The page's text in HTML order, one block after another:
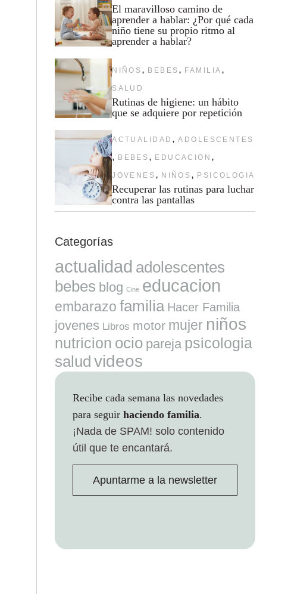
El maravilloso camino de
aprender a hablar: ¿Por qué cada
niño tiene su propio ritmo al
aprender a hablar?
NIÑOS , BEBES , FAMILIA ,
SALUD
Rutinas de higiene: un hábito
que se adquiere por repetición
ACTUALIDAD , ADOLESCENTES
, BEBES , EDUCACION ,
JOVENES , NIÑOS , PSICOLOGIA
Recuperar las rutinas para luchar
contra las pantallas
Categorías
actualidad adolescentes
bebes blog Cine educacion
embarazo familia Hacer Familia
jovenes Libros motor mujer niños
nutricion ocio pareja psicologia
salud videos
Recibe cada semana las novedades
para seguir haciendo familia.
¡Nada de SPAM! solo contenido
útil que te encantará.
Apuntarme a la newsletter